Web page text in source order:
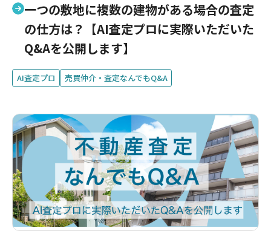
一つの敷地に複数の建物がある場合の査定
の仕方は？【AI査定プロに実際いただいた
Q&Aを公開します】
AI査定プロ 売買仲介・査定なんでもQ&A